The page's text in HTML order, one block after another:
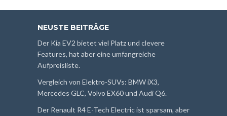
NEUSTE BEITRÄGE
Der Kia EV2 bietet viel Platz und clevere
Features, hat aber eine umfangreiche
Aufpreisliste.
Vergleich von Elektro-SUVs: BMW iX3,
Mercedes GLC, Volvo EX60 und Audi Q6.
Der Renault R4 E-Tech Electric ist sparsam, aber